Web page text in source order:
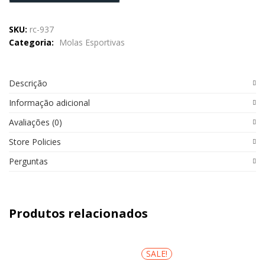
SKU: rc-937
Categoria:
Molas Esportivas
Descrição
Informação adicional
Avaliações (0)
Store Policies
Perguntas
Produtos relacionados
SALE!